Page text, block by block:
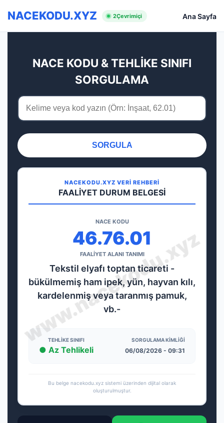
NACEKODU.XYZ 2Çevrimiçi Ana Sayfa
NACE KODU & TEHLİKE SINIFI
SORGULAMA
SORGULA
NACEKODU.XYZ VERİ REHBERİ
FAALİYET DURUM BELGESİ
NACE KODU
46.76.01
FAALİYET ALANI TANIMI
Tekstil elyafı toptan ticareti -
bükülmemiş ham ipek, yün, hayvan kılı,
kardelenmiş veya taranmış pamuk,
vb.-
TEHLIKE SINIFI
● Az Tehlikeli
SORGULAMA KIMLIĞI
06/08/2026 - 09:31
Bu belge nacekodu.xyz sistemi üzerinden dijital olarak
oluşturulmuştur.